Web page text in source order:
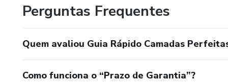
Perguntas Frequentes
Quem avaliou Guia Rápido Camadas
Como funciona o “Prazo de Garantia”?